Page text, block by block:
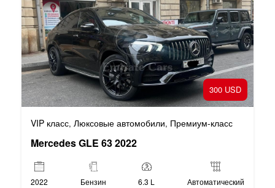
300 USD
VIP класс, Люксовые автомобили, Премиум-класс
Mercedes GLE 63 2022
2022 Бензин 6.3 L Автоматический